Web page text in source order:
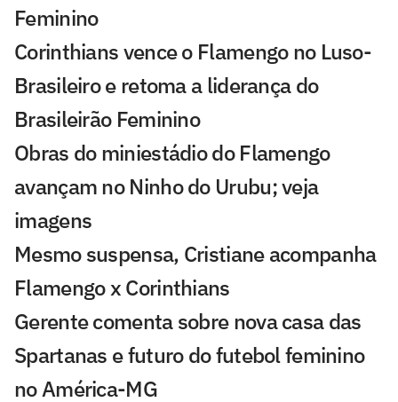
Feminino
Corinthians vence o Flamengo no Luso-
Brasileiro e retoma a liderança do
Brasileirão Feminino
Obras do miniestádio do Flamengo
avançam no Ninho do Urubu; veja
imagens
Mesmo suspensa, Cristiane acompanha
Flamengo x Corinthians
Gerente comenta sobre nova casa das
Spartanas e futuro do futebol feminino
no América-MG